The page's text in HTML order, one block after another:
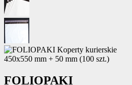
FOLIOPAKI